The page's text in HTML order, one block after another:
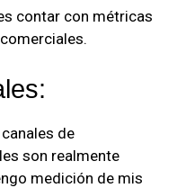
contar con métricas
de
son realmente
medición de mis